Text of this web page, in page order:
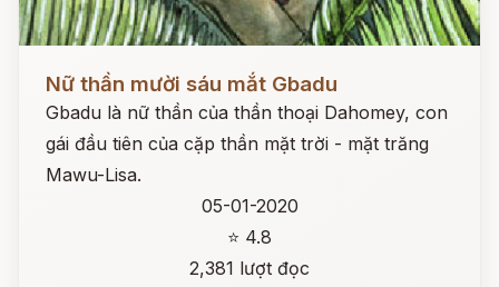
Nữ thần mười sáu mắt Gbadu
Gbadu là nữ thần của thần thoại Dahomey, con
gái đầu tiên của cặp thần mặt trời - mặt trăng
Mawu-Lisa.
05-01-2020
⭐ 4.8
2,381 lượt đọc